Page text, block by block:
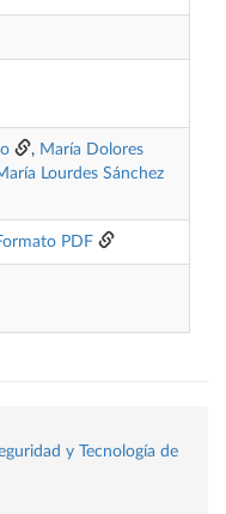
, María Dolores
Lourdes Sánchez
PDF
y Tecnología de